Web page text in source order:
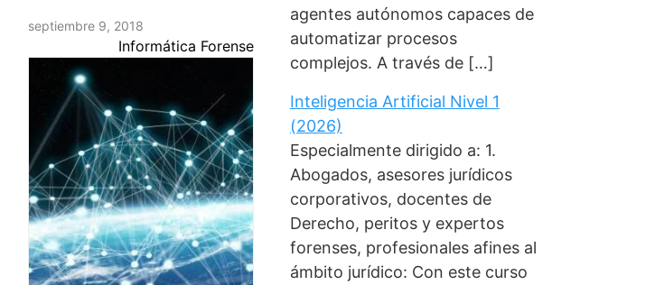
septiembre 9, 2018
Informática Forense
agentes autónomos capaces de
automatizar procesos
complejos. A través de […]
Inteligencia Artificial Nivel 1
(2026)
Especialmente dirigido a: 1.
Abogados, asesores jurídicos
corporativos, docentes de
Derecho, peritos y expertos
forenses, profesionales afines al
ámbito jurídico: Con este curso